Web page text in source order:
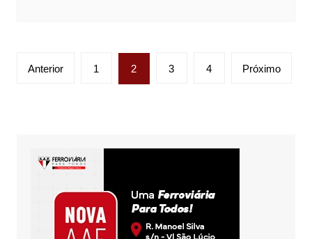
Paginação
Anterior 1 2 3 4 Próximo